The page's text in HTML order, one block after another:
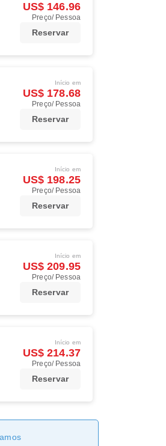
US$ 146.96
Preço/ Pessoa
Reservar
Início em
US$ 178.68
Preço/ Pessoa
Reservar
Início em
US$ 198.25
Preço/ Pessoa
Reservar
Início em
US$ 209.95
Preço/ Pessoa
Reservar
Início em
US$ 214.37
Preço/ Pessoa
Reservar